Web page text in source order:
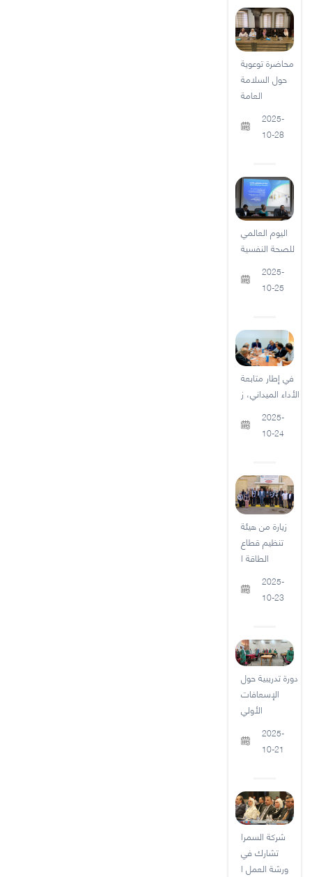
محاضرة توعوية
حول السلامة
العامة
2025-
10-28
اليوم العالمي
للصحة النفسية
2025-
10-25
في إطار متابعة
الأداء الميداني، ز
2025-
10-24
زيارة من هيئة
تنظيم قطاع
الطاقة ا
2025-
10-23
دورة تدريبية حول
الإسعافات
الأولي
2025-
10-21
شركة السمرا
تشارك في
ورشة العمل ا